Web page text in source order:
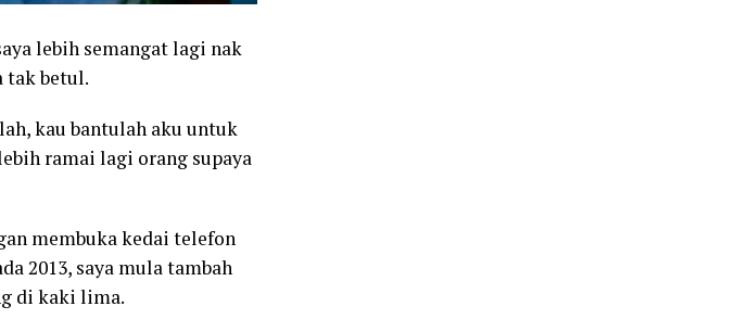
lebih semangat lagi nak
tak betul.
kau bantulah aku untuk
ramai lagi orang supaya
membuka kedai telefon
2013, saya mula tambah
di kaki lima.